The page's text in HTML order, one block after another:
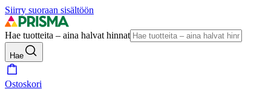
Siirry suoraan sisältöön
Hae tuotteita – aina halvat hinnat
Hae
Ostoskori